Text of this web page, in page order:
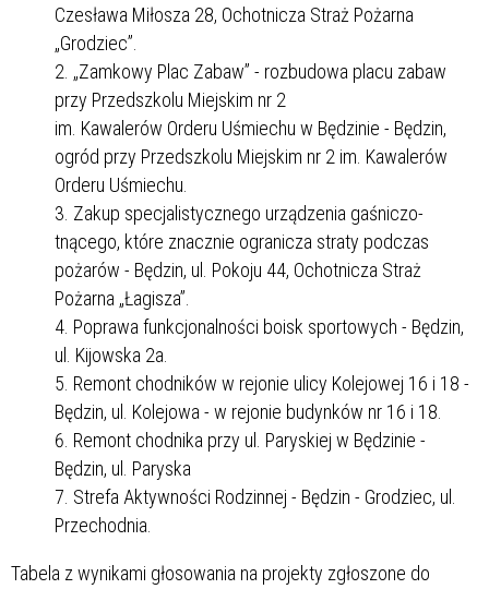
Czesława Miłosza 28, Ochotnicza Straż Pożarna
„Grodziec”.
„Zamkowy Plac Zabaw” - rozbudowa placu zabaw
przy Przedszkolu Miejskim nr 2
im. Kawalerów Orderu Uśmiechu w Będzinie - Będzin,
ogród przy Przedszkolu Miejskim nr 2 im. Kawalerów
Orderu Uśmiechu.
Zakup specjalistycznego urządzenia gaśniczo-
tnącego, które znacznie ogranicza straty podczas
pożarów - Będzin, ul. Pokoju 44, Ochotnicza Straż
Pożarna „Łagisza”.
Poprawa funkcjonalności boisk sportowych - Będzin,
ul. Kijowska 2a.
Remont chodników w rejonie ulicy Kolejowej 16 i 18 -
Będzin, ul. Kolejowa - w rejonie budynków nr 16 i 18.
Remont chodnika przy ul. Paryskiej w Będzinie -
Będzin, ul. Paryska
Strefa Aktywności Rodzinnej - Będzin - Grodziec, ul.
Przechodnia.
Tabela z wynikami głosowania na projekty zgłoszone do